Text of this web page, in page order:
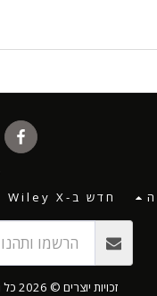
חדש ב-Wiley X
זכויות יוצרים © 2026 כל הזכויות שמורות -